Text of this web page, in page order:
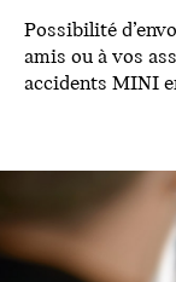
Possibilité
amis ou à vos
accidents MINI